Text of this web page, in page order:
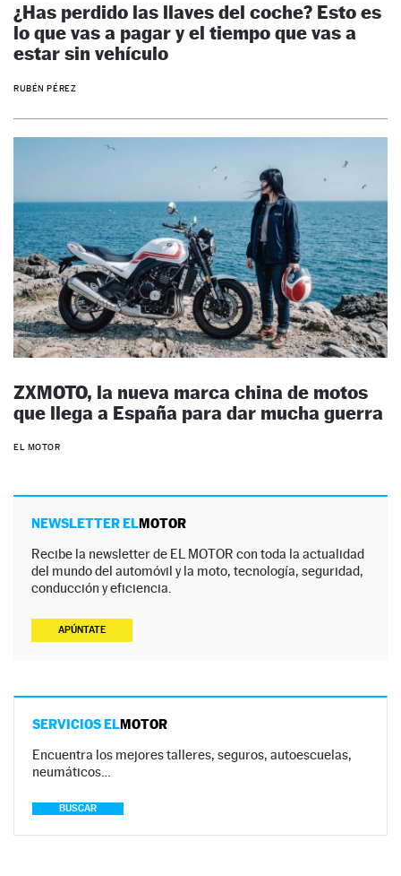
¿Has perdido las llaves del coche? Esto es
lo que vas a pagar y el tiempo que vas a
estar sin vehículo
RUBÉN PÉREZ
ZXMOTO, la nueva marca china de motos
que llega a España para dar mucha guerra
EL MOTOR
NEWSLETTER ELMOTOR
Recibe la newsletter de EL MOTOR con toda la actualidad
del mundo del automóvil y la moto, tecnología, seguridad,
conducción y eficiencia.
APÚNTATE
SERVICIOS ELMOTOR
Encuentra los mejores talleres, seguros, autoescuelas,
neumáticos…
BUSCAR